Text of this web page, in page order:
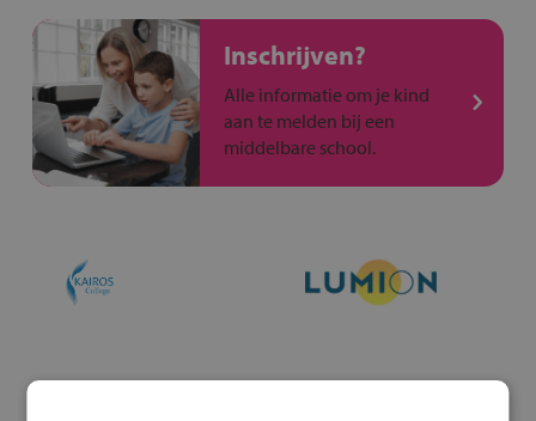
Inschrijven?
Alle informatie om je kind
aan te melden bij een
middelbare school.